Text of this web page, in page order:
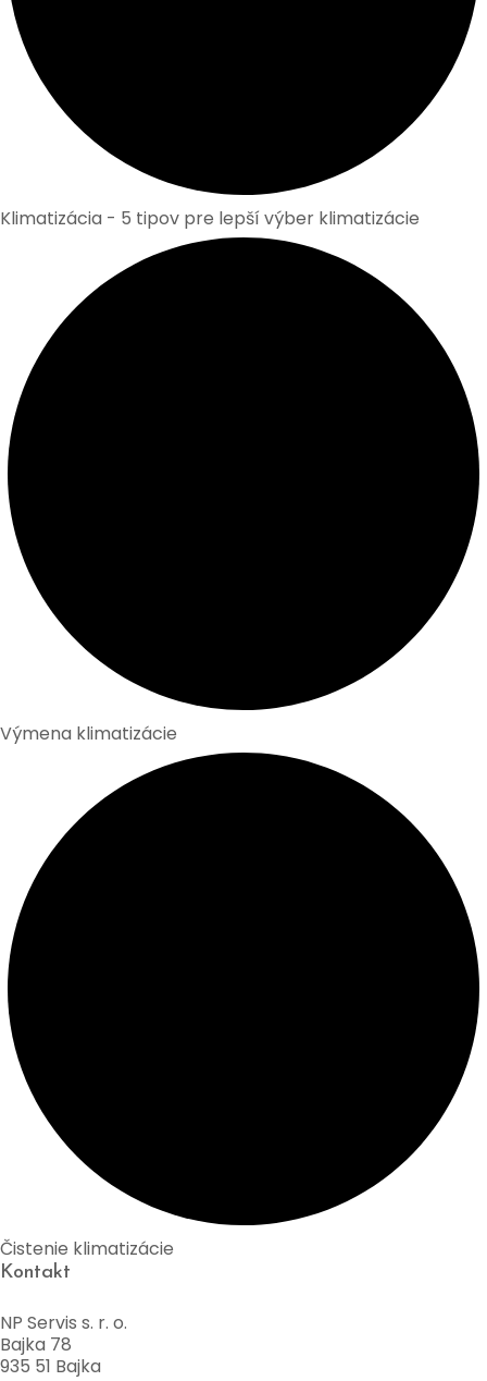
Klimatizácia - 5 tipov pre lepší výber klimatizácie
Výmena klimatizácie
Čistenie klimatizácie
Kontakt
NP Servis s. r. o.
Bajka 78
935 51 Bajka